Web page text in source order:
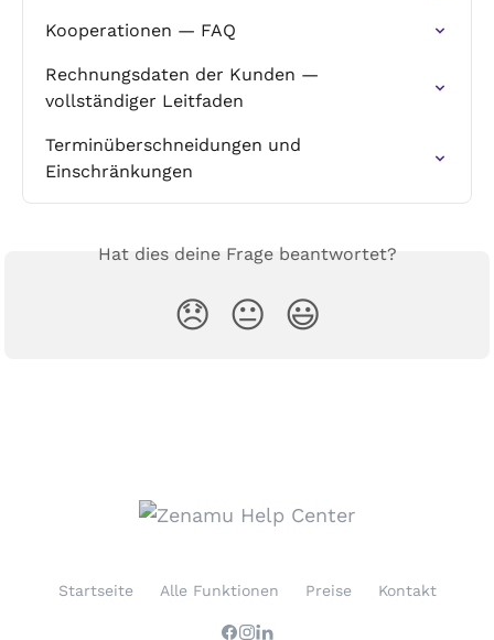
Kooperationen — FAQ
Rechnungsdaten der Kunden —
vollständiger Leitfaden
Terminüberschneidungen und
Einschränkungen
Hat dies deine Frage beantwortet?
😞 😐 😃
Startseite Alle Funktionen Preise Kontakt